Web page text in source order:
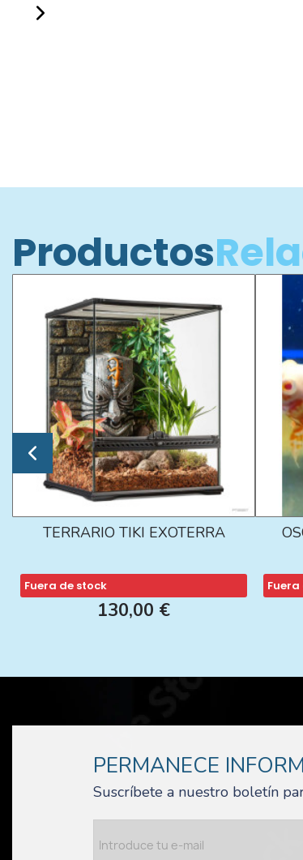
Productos
TERRARIO TIKI EXOTERRA
Fuera de stock
130,00 €
PERMANECE
Suscríbete a nuestro boletín